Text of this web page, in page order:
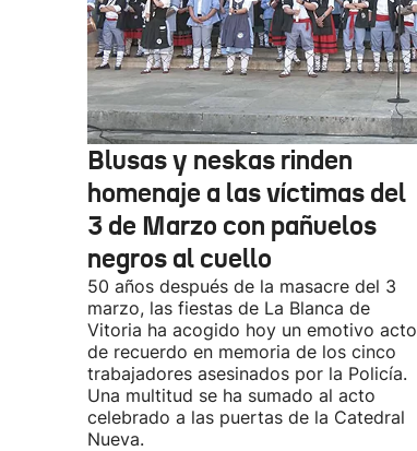
Blusas y neskas rinden
homenaje a las víctimas del
3 de Marzo con pañuelos
negros al cuello
50 años después de la masacre del 3
marzo, las fiestas de La Blanca de
Vitoria ha acogido hoy un emotivo acto
de recuerdo en memoria de los cinco
trabajadores asesinados por la Policía.
Una multitud se ha sumado al acto
celebrado a las puertas de la Catedral
Nueva.